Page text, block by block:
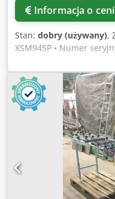
Informacja o
Stan: dobry (używany),
XSM945P • Numer
mm • 9 wrzecion • Min.
budowy: 2011 •
V, 50 Hz, 40 A, 20 kW
specjalna 4000 €